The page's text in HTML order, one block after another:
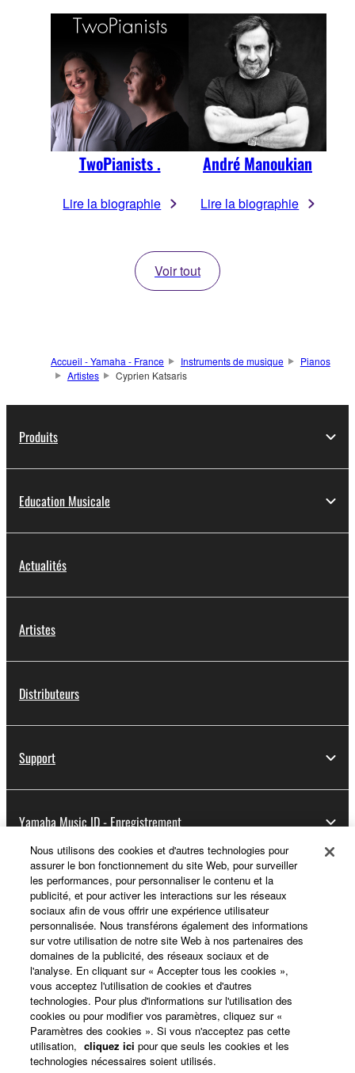
TwoPianists .
Lire la biographie
André Manoukian
Lire la biographie
Voir tout
Accueil - Yamaha - France Instruments de musique
Pianos
Artistes
Cyprien Katsaris
Produits
Education Musicale
Actualités
Artistes
Distributeurs
Support
Yamaha Music ID - Enregistrement
A propos de Yamaha
France - French
Professionnel
Nous utilisons des cookies et d'autres technologies pour
assurer le bon fonctionnement du site Web, pour surveiller
les performances, pour personnaliser le contenu et la
publicité, et pour activer les interactions sur les réseaux
sociaux afin de vous offrir une expérience utilisateur
personnalisée. Nous transférons également des informations
sur votre utilisation de notre site Web à nos partenaires des
domaines de la publicité, des réseaux sociaux et de
l'analyse. En cliquant sur « Accepter tous les cookies »,
vous acceptez l'utilisation de cookies et d'autres
technologies. Pour plus d'informations sur l'utilisation des
cookies ou pour modifier vos paramètres, cliquez sur «
Paramètres des cookies ». Si vous n'acceptez pas cette
utilisation, cliquez ici pour que seuls les cookies et les
technologies nécessaires soient utilisés.